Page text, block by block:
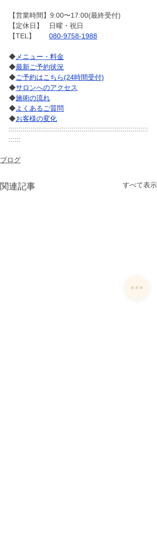
【営業時間】9:00〜17:00(最終受付)
【定休日】   日曜・祝日
【TEL】 080-9758-1988
◆メニュー・料金
◆最新ご予約状況
◆ご予約はこちら(24時間受付)
◆サロンへのアクセス
◆施術の流れ
◆よくあるご質問
◆お客様の変化
:::::::::::::::::::::::::::::::::::::::::::::::::::::::::::::::::::::::
::::::
ブログ
関連記事 すべて表示